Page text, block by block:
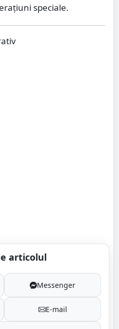
speciale.
articolul
Messenger
E-mail